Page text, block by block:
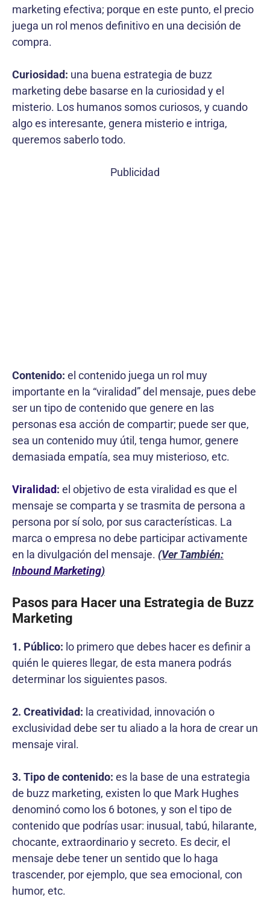
marketing efectiva; porque en este punto, el precio
juega un rol menos definitivo en una decisión de
compra.
Curiosidad: una buena estrategia de buzz
marketing debe basarse en la curiosidad y el
misterio. Los humanos somos curiosos, y cuando
algo es interesante, genera misterio e intriga,
queremos saberlo todo.
Publicidad
Contenido: el contenido juega un rol muy
importante en la “viralidad” del mensaje, pues debe
ser un tipo de contenido que genere en las
personas esa acción de compartir; puede ser que,
sea un contenido muy útil, tenga humor, genere
demasiada empatía, sea muy misterioso, etc.
Viralidad: el objetivo de esta viralidad es que el
mensaje se comparta y se trasmita de persona a
persona por sí solo, por sus características. La
marca o empresa no debe participar activamente
en la divulgación del mensaje. (Ver También:
Inbound Marketing)
Pasos para Hacer una Estrategia de Buzz
Marketing
1. Público: lo primero que debes hacer es definir a
quién le quieres llegar, de esta manera podrás
determinar los siguientes pasos.
2. Creatividad: la creatividad, innovación o
exclusividad debe ser tu aliado a la hora de crear un
mensaje viral.
3. Tipo de contenido: es la base de una estrategia
de buzz marketing, existen lo que Mark Hughes
denominó como los 6 botones, y son el tipo de
contenido que podrías usar: inusual, tabú, hilarante,
chocante, extraordinario y secreto. Es decir, el
mensaje debe tener un sentido que lo haga
trascender, por ejemplo, que sea emocional, con
humor, etc.